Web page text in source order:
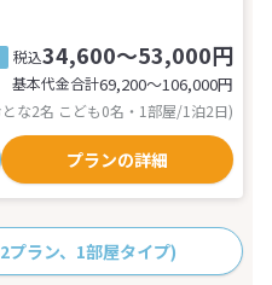
税込34,600～53,000円
基本代金合計69,200〜106,000円
とな2名 こども0名・1部屋/1泊2日)
プランの詳細
プラン、1部屋タイプ)